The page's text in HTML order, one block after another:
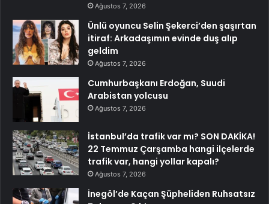
Ağustos 7, 2026
Ünlü oyuncu Selin Şekerci’den şaşırtan
itiraf: Arkadaşımın evinde duş alıp
geldim
Ağustos 7, 2026
Cumhurbaşkanı Erdoğan, Suudi
Arabistan yolcusu
Ağustos 7, 2026
İstanbul’da trafik var mı? SON DAKİKA!
22 Temmuz Çarşamba hangi ilçelerde
trafik var, hangi yollar kapalı?
Ağustos 7, 2026
İnegöl’de Kaçan Şüpheliden Ruhsatsız